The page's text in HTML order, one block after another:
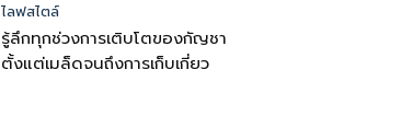
ไลฟสไตล์
รู้ลึกทุกช่วงการเติบโตของกัญชา
ตั้งแต่เมล็ดจนถึงการเก็บเกี่ยว